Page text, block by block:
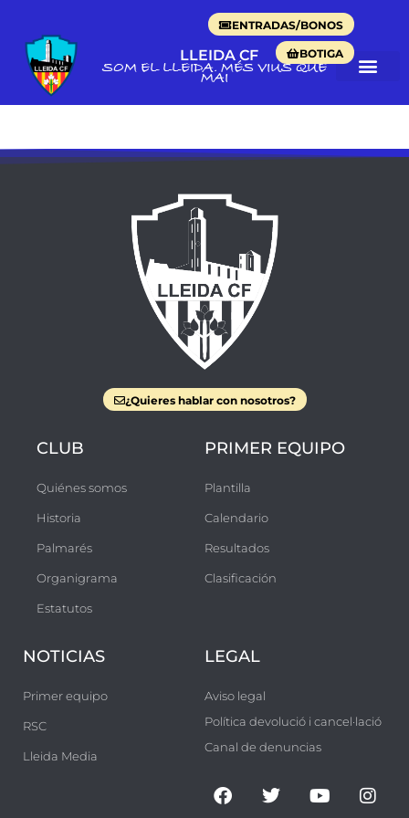
ENTRADAS/BONOS
BOTIGA
LLEIDA CF
SOM EL LLEIDA. MÉS VIUS QUE
MAI
¿Quieres hablar con nosotros?
CLUB
Quiénes somos
Historia
Palmarés
Organigrama
Estatutos
PRIMER EQUIPO
Plantilla
Calendario
Resultados
Clasificación
NOTICIAS
Primer equipo
RSC
Lleida Media
LEGAL
Aviso legal
Política devolució i cancel·lació
Canal de denuncias